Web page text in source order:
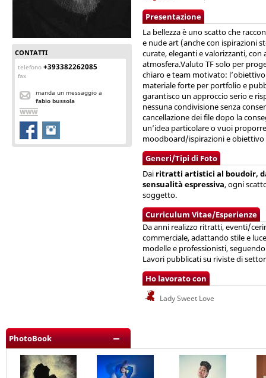
CONTATTI
telefono +393382262085
fax
manda un messaggio a
fabio bussola
Presentazione
La bellezza è uno scatto che
e nude art (anche con ispirazioni
curate, eleganti e valorizzanti, con
atmosfera.Valuto TF solo per
chiaro e team motivato:
materiale forte per portfolio e
garantisco un approccio serio e
nessuna condivisione senza
cancellazione dei file dopo la
un’idea particolare o vuoi
moodboard/ispirazioni e
Generi/Tipi di Foto
Dai ritratti artistici al boudoir,
sensualità espressiva, ogni
soggetto.
Curriculum Vitae/Esperienze
Da anni realizzo ritratti, eventi/
commerciale, adattando stile e
modelle e professionisti,
Lavori pubblicati su riviste di
Ho lavorato con
Lady Sweet Love
PhotoBook